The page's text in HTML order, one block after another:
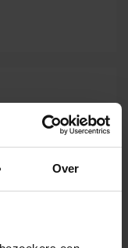
Over
werken en
IJ, de